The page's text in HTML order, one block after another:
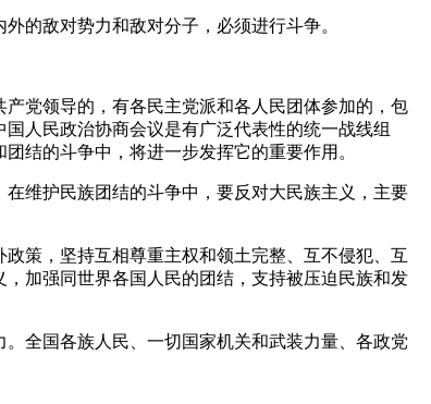
的敌对势力和敌对分子，必须进行斗争。
党领导的，有各民主党派和各人民团体参加的，包
人民政治协商会议是有广泛代表性的统一战线组
结的斗争中，将进一步发挥它的重要作用。
维护民族团结的斗争中，要反对大民族主义，主要
策，坚持互相尊重主权和领土完整、互不侵犯、互
加强同世界各国人民的团结，支持被压迫民族和发
全国各族人民、一切国家机关和武装力量、各政党